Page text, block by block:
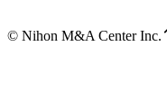
© Nihon M&A Center Inc.